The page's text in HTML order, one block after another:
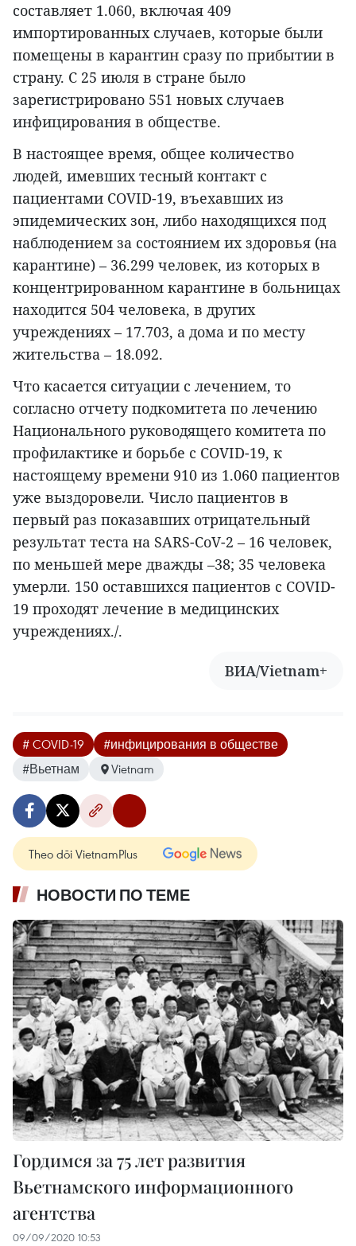
составляет 1.060, включая 409
импортированных случаев, которые были
помещены в карантин сразу по прибытии в
страну. С 25 июля в стране было
зарегистрировано 551 новых случаев
инфицирования в обществе.
В настоящее время, общее количество
людей, имевших тесный контакт с
пациентами COVID-19, въехавших из
эпидемических зон, либо находящихся под
наблюдением за состоянием их здоровья (на
карантине) – 36.299 человек, из которых в
концентрированном карантине в больницах
находится 504 человека, в других
учреждениях – 17.703, а дома и по месту
жительства – 18.092.
Что касается ситуации с лечением, то
согласно отчету подкомитета по лечению
Национального руководящего комитета по
профилактике и борьбе с COVID-19, к
настоящему времени 910 из 1.060 пациентов
уже выздоровели. Число пациентов в
первый раз показавших отрицательный
результат теста на SARS-CoV-2 – 16 человек,
по меньшей мере дважды –38; 35 человека
умерли. 150 оставшихся пациентов с COVID-
19 проходят лечение в медицинских
учреждениях./.
ВИА/Vietnam+
# COVID-19
#инфицирования в обществе
#Вьетнам
Vietnam
Theo dõi VietnamPlus
НОВОСТИ ПО ТЕМЕ
Гордимся за 75 лет развития
Вьетнамского информационного
агентства
09/09/2020 10:53